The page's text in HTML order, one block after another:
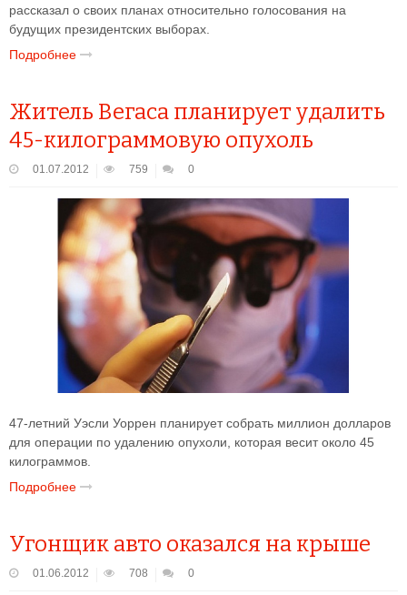
рассказал о своих планах относительно голосования на
будущих президентских выборах.
Подробнее
Житель Вегаса планирует удалить
45-килограммовую опухоль
01.07.2012 759 0
47-летний Уэсли Уоррен планирует собрать миллион долларов
для операции по удалению опухоли, которая весит около 45
килограммов.
Подробнее
Угонщик авто оказался на крыше
01.06.2012 708 0